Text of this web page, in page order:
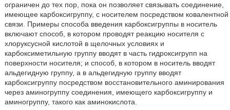
ограничен до тех пор, пока он позволяет связывать соединение,
имеющее карбоксигруппу, с носителем посредством ковалентной
связи. Примеры способа введения карбоксигруппы в носитель
включают способ, в котором проводят реакцию носителя с
хлоруксусной кислотой в щелочных условиях и
карбоксиметильную группу вводят в часть гидроксигрупп на
поверхности носителя; и способ, в котором в носитель вводят
альдегидную группу, а в альдегидную группу вводят
карбоксигруппу посредством восстановительного аминирования
через аминогруппу соединения, имеющего карбоксигруппу и
аминогруппу, такого как аминокислота.